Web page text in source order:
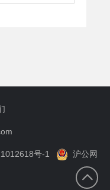
号-1
沪公网